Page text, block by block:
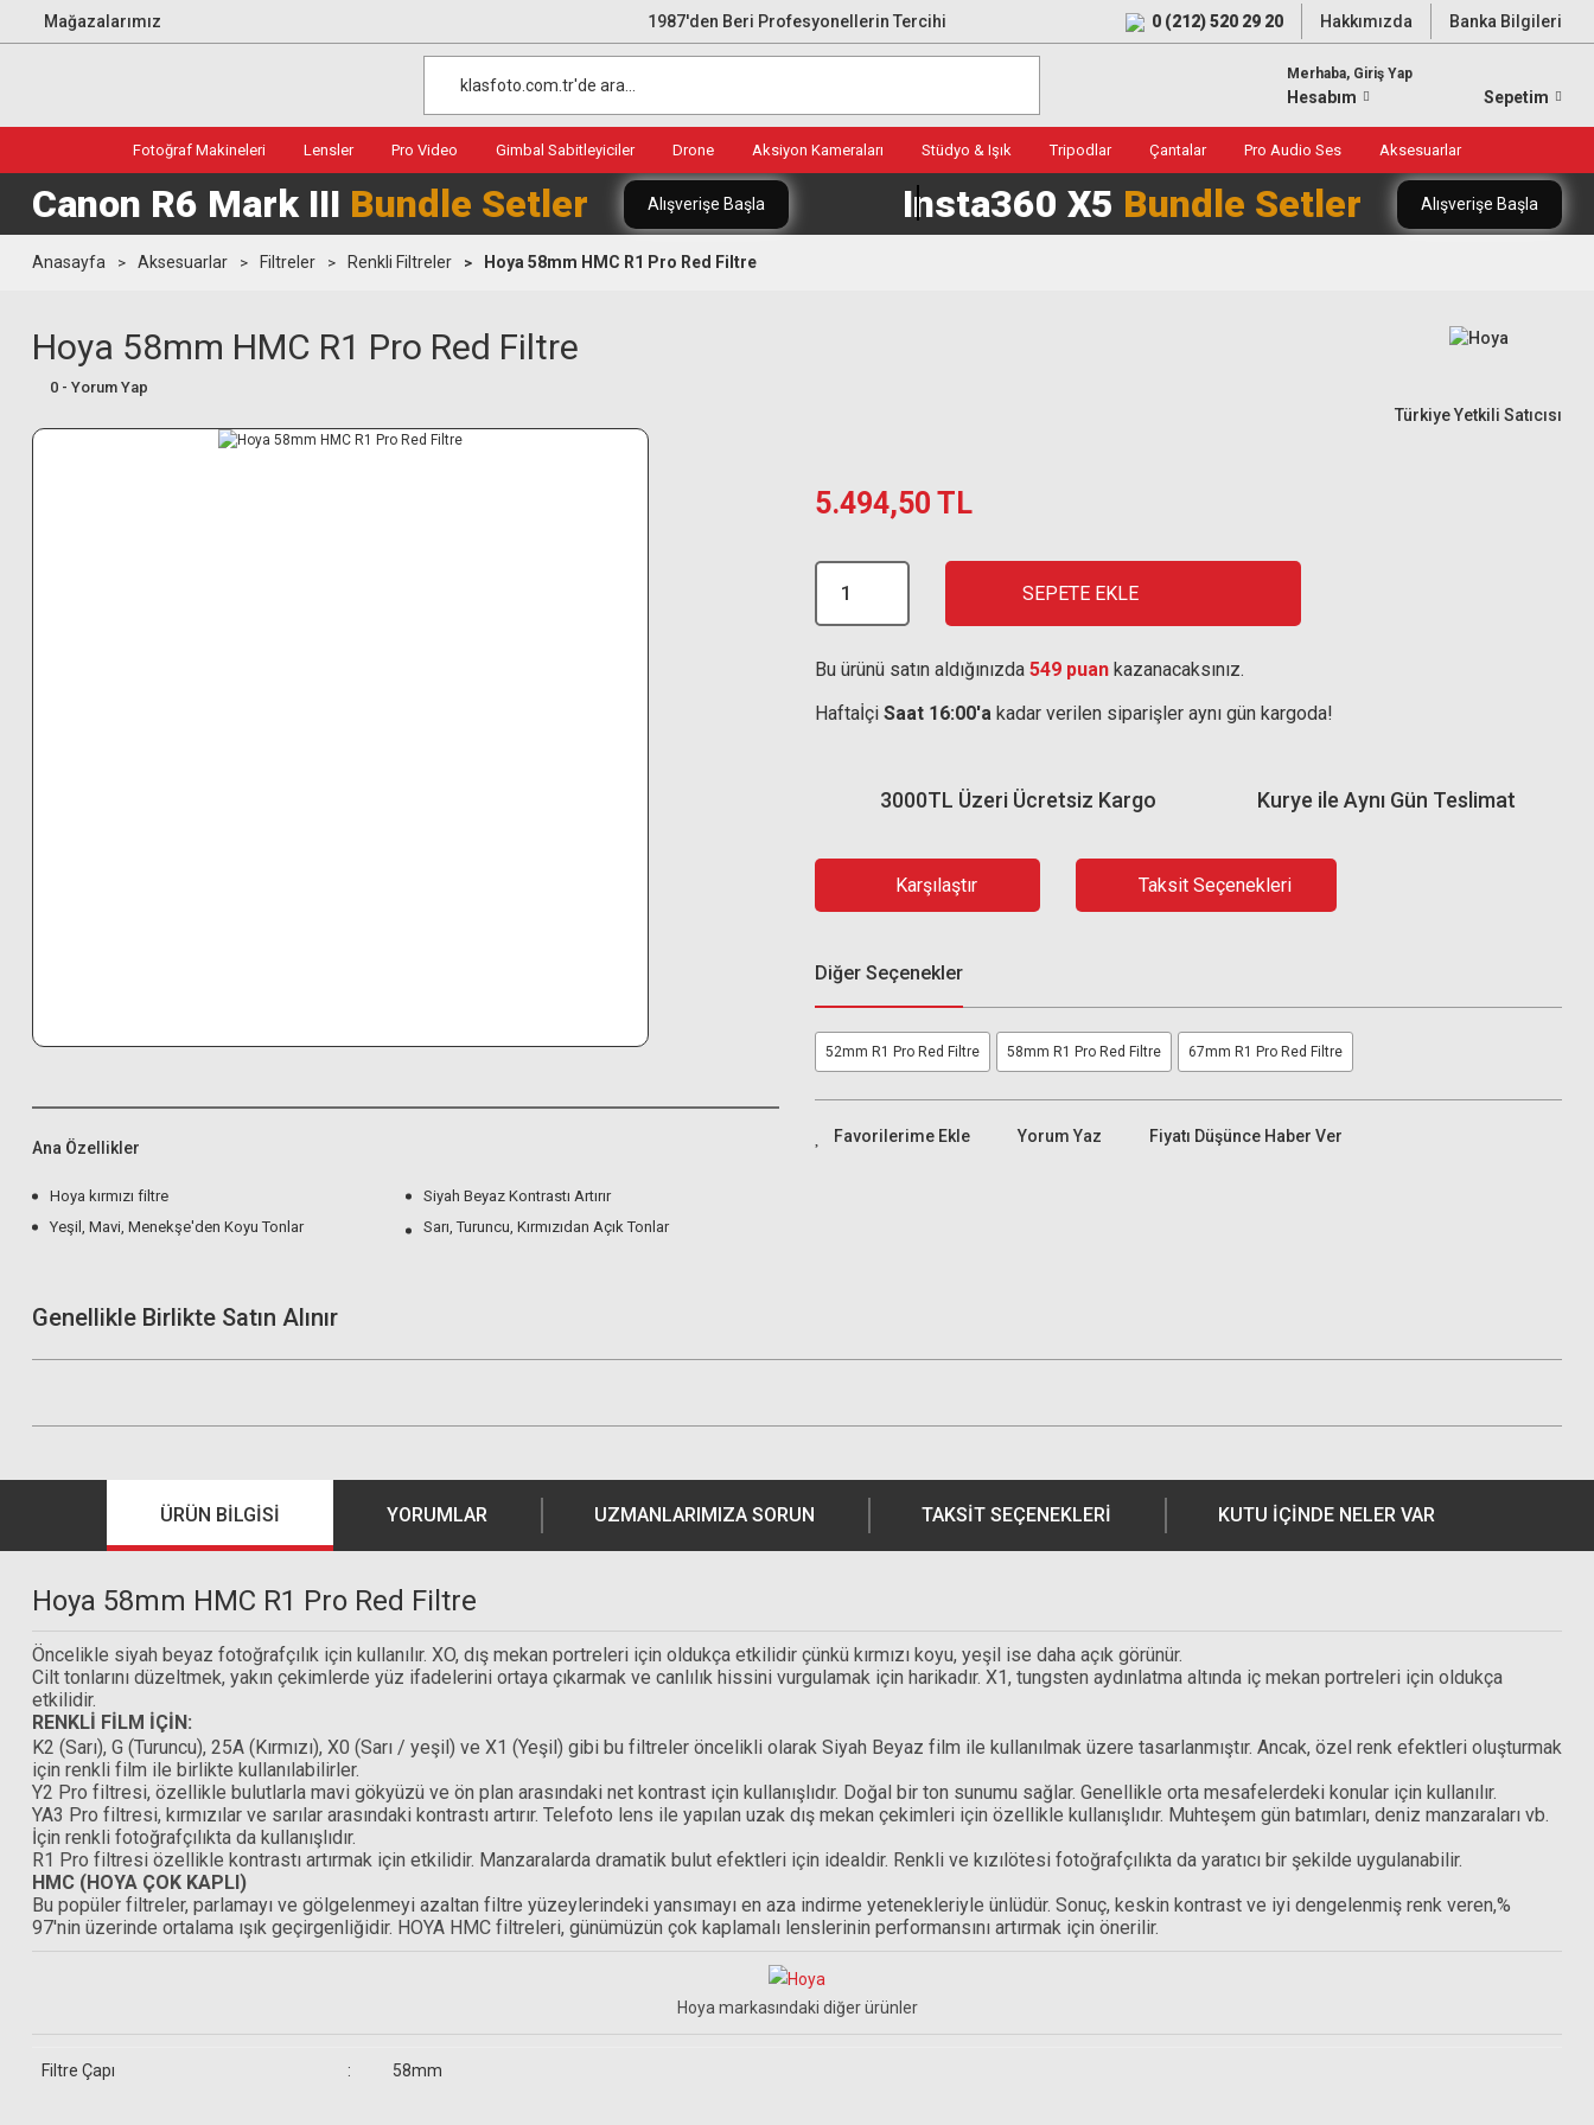
Mağazalarımız 1987'den Beri Profesyonellerin Tercihi 0 (212) 520 29 20 Hakkımızda Banka Bilgileri
Merhaba, Giriş Yap
Hesabım Sepetim
Fotoğraf Makineleri Lensler Pro Video Gimbal Sabitleyiciler Drone Aksiyon Kameraları Stüdyo & Işık Tripodlar Çantalar Pro Audio Ses Aksesuarlar
Canon R6 Mark III Bundle Setler Alışverişe Başla Insta360 X5 Bundle Setler Alışverişe Başla
Anasayfa Aksesuarlar Filtreler Renkli Filtreler Hoya 58mm HMC R1 Pro Red Filtre
Hoya 58mm HMC R1 Pro Red Filtre
0 - Yorum Yap
Türkiye Yetkili Satıcısı
Ana Özellikler
Hoya kırmızı filtre
Siyah Beyaz Kontrastı Artırır
Yeşil, Mavi, Menekşe'den Koyu Tonlar
Sarı, Turuncu, Kırmızıdan Açık Tonlar
5.494,50 TL
SEPETE EKLE
Bu ürünü satın aldığınızda 549 puan kazanacaksınız.
Haftaİçi Saat 16:00'a kadar verilen siparişler aynı gün kargoda!
Kurye ile Aynı Gün Teslimat
3000TL Üzeri Ücretsiz Kargo
Karşılaştır Taksit Seçenekleri
Diğer Seçenekler
52mm R1 Pro Red Filtre 58mm R1 Pro Red Filtre 67mm R1 Pro Red Filtre
Yorum Yaz Fiyatı Düşünce Haber Ver
Genellikle Birlikte Satın Alınır
S+M Rehberg Optik Sprey + 50 Yaprak Temizleme Kağıdı + Fırça Uçlu Hava Pompası
SM Rehberg C5555 Yıkanabilir mikrofiber temizlik bezi
599,00 TL
9.712,50 TL
ÜRÜN BILGISI YORUMLAR UZMANLARIMIZA SORUN TAKSIT SEÇENEKLERI KUTU İÇİNDE NELER VAR
Hoya 58mm HMC R1 Pro Red Filtre
Öncelikle siyah beyaz fotoğrafçılık için kullanılır. XO, dış mekan portreleri için oldukça etkilidir çünkü kırmızı koyu, yeşil ise daha açık görünür.
Cilt tonlarını düzeltmek, yakın çekimlerde yüz ifadelerini ortaya çıkarmak ve canlılık hissini vurgulamak için harikadır. X1, tungsten aydınlatma altında iç mekan portreleri için oldukça
etkilidir.
RENKLİ FİLM İÇİN:
K2 (Sarı), G (Turuncu), 25A (Kırmızı), X0 (Sarı / yeşil) ve X1 (Yeşil) gibi bu filtreler öncelikli olarak Siyah Beyaz film ile kullanılmak üzere tasarlanmıştır. Ancak, özel renk efektleri oluşturmak
için renkli film ile birlikte kullanılabilirler.
Y2 Pro filtresi, özellikle bulutlarla mavi gökyüzü ve ön plan arasındaki net kontrast için kullanışlıdır. Doğal bir ton sunumu sağlar. Genellikle orta mesafelerdeki konular için kullanılır.
YA3 Pro filtresi, kırmızılar ve sarılar arasındaki kontrastı artırır. Telefoto lens ile yapılan uzak dış mekan çekimleri için özellikle kullanışlıdır. Muhteşem gün batımları, deniz manzaraları vb.
İçin renkli fotoğrafçılıkta da kullanışlıdır.
R1 Pro filtresi özellikle kontrastı artırmak için etkilidir. Manzaralarda dramatik bulut efektleri için idealdir. Renkli ve kızılötesi fotoğrafçılıkta da yaratıcı bir şekilde uygulanabilir.
HMC (HOYA ÇOK KAPLI)
Bu popüler filtreler, parlamayı ve gölgelenmeyi azaltan filtre yüzeylerindeki yansımayı en aza indirme yetenekleriyle ünlüdür. Sonuç, keskin kontrast ve iyi dengelenmiş renk veren,%
97'nin üzerinde ortalama ışık geçirgenliğidir. HOYA HMC filtreleri, günümüzün çok kaplamalı lenslerinin performansını artırmak için önerilir.
Hoya markasındaki diğer ürünler
Filtre Çapı : 58mm